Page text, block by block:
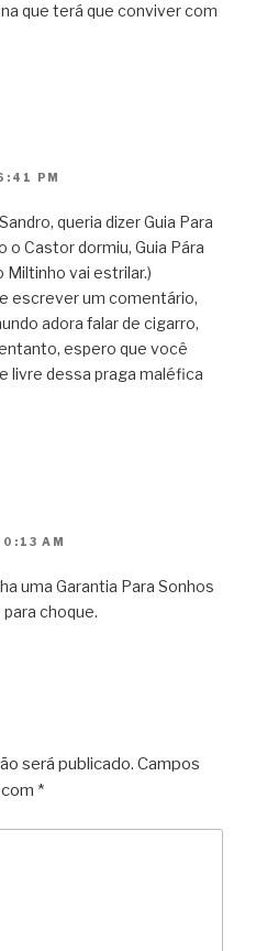
que terá que conviver com
PM
queria dizer Guia Para
o Castor dormiu, Guia Pára
Miltinho vai estrilar.)
escrever um comentário,
adora falar de cigarro,
espero que você
livre dessa praga maléfica
AM
uma Garantia Para Sonhos
choque.
será publicado. Campos
*